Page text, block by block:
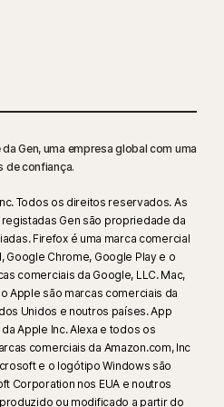
pela Gen, novembro de 2023.
em utilização para suprimir a
sociais/vídeos suportadas; utilize a
Requer o Windows 11 ou posterior e
automática requer também um PC
um mínimo de 8 núcleos, 16 GB de
marca com um mínimo de 8
IA com um mínimo de 4 núcleos, 8
a análise manual. Para ver todos os
Assistente IA do Norton Genie está
Gen, uma empresa global com uma
de confiança.​
Todos os direitos reservados. As
Gen são propriedade da
Firefox é uma marca comercial
Google Chrome, Google Play e o
comerciais da Google, LLC. Mac,
Apple são marcas comerciais da
Unidos e noutros países. App
Apple Inc. Alexa e todos os
comerciais da Amazon.com, Inc
e o logótipo Windows são
Corporation nos EUA e noutros
ou modificado a partir do